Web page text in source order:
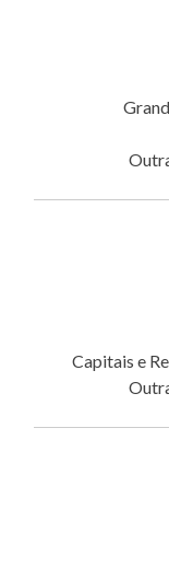
Capitais e